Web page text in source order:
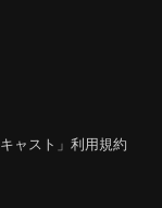
ャスト」利用規約